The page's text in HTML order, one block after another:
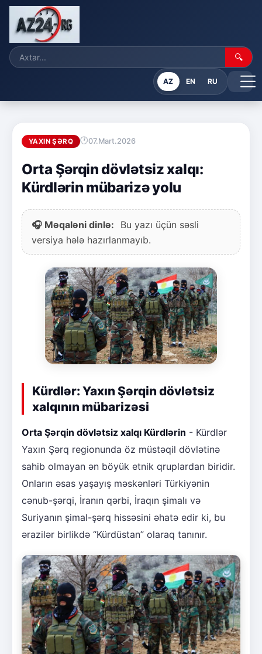
🔍
AZ EN RU
YAXIN ŞƏRQ 07.Mart.2026
Orta Şərqin dövlətsiz xalqı:
Kürdlərin mübarizə yolu
🎧 Məqaləni dinlə:
Bu yazı üçün səsli
versiya hələ hazırlanmayıb.
Kürdlər: Yaxın Şərqin dövlətsiz
xalqının mübarizəsi
Orta Şərqin dövlətsiz xalqı Kürdlərin - Kürdlər
Yaxın Şərq regionunda öz müstəqil dövlətinə
sahib olmayan ən böyük etnik qruplardan biridir.
Onların əsas yaşayış məskənləri Türkiyənin
cənub-şərqi, İranın qərbi, İraqın şimalı və
Suriyanın şimal-şərq hissəsini əhatə edir ki, bu
ərazilər birlikdə “Kürdüstan” olaraq tanınır.